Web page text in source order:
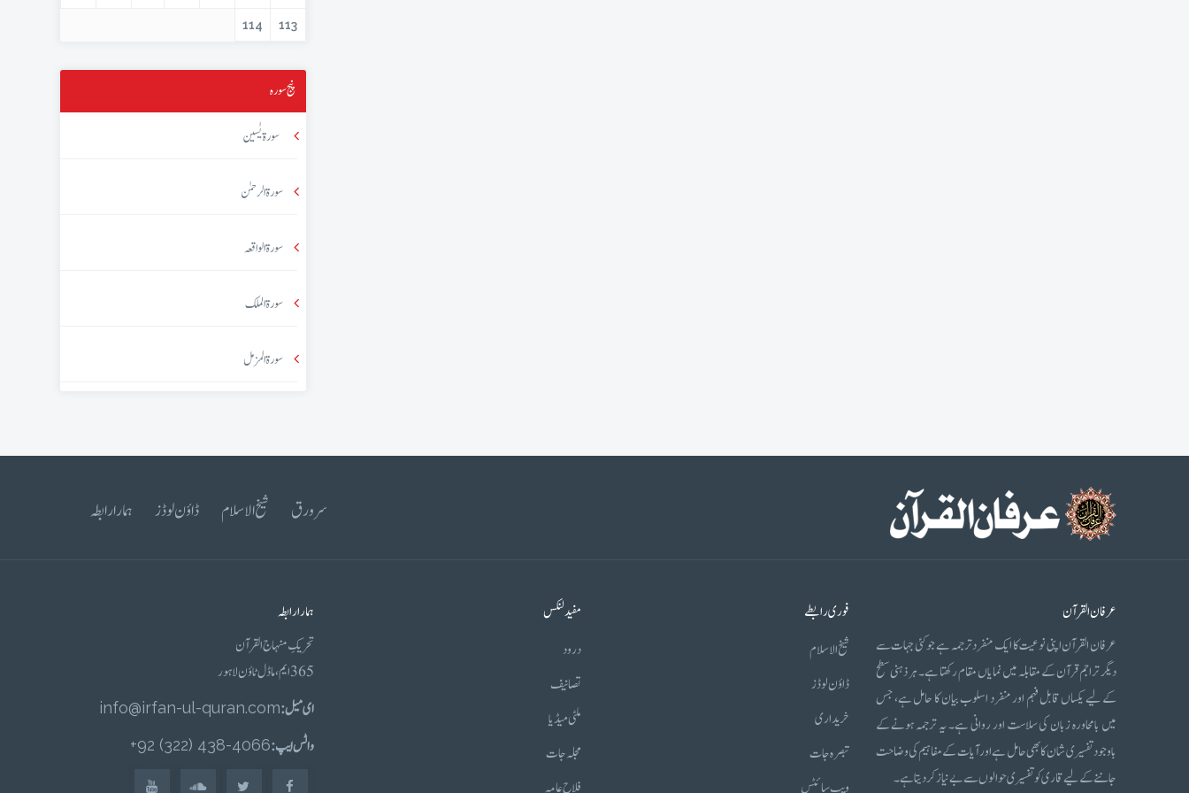
113
114
پنج سورہ
سورۃ یٰسین
سورۃ الرحمٰن
سورۃ الواقعہ
سورۃ الملک
سورۃ المزمل
سرورق شیخ الاسلام ڈاؤن لوڈز ہمارا رابطہ
عرفان القرآن
عرفان القرآن اپنی نوعیت کا ایک منفرد ترجمہ ہے جو کئی جہات سے
دیگر تراجم قرآن کے مقابلہ میں نمایاں مقام رکھتا ہے۔ ہر ذہنی سطح
کے لیے یکساں قابل فہم اور منفرد اسلوب بیان کا حامل ہے، جس
میں بامحاورہ زبان کی سلاست اور روانی ہے۔ یہ ترجمہ ہونے کے
باوجود تفسیری شان کا بھی حامل ہے اور آیات کے مفاہیم کی وضاحت
جاننے کے لیے قاری کو تفسیری حوالوں سے بے نیاز کر دیتا ہے۔
فوری رابطے
شیخ الاسلام
ڈاؤن لوڈز
خریداری
تبصرہ جات
ویب سائٹس
مفید لنکس
درود
تصانیف
ملٹی میڈیا
مجلہ جات
فلاح عامہ
ہمارا رابطہ
تحریکِ منہاج القرآن
365 ایم، ماڈل ٹاؤن لاہور
ای میل :info@irfan-ul-quran.com
واٹس ایپ :4066-438 (322) 92+